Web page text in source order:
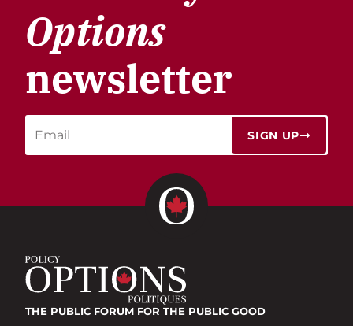
Options
newsletter
SIGN UP
THE PUBLIC FORUM FOR THE PUBLIC GOOD